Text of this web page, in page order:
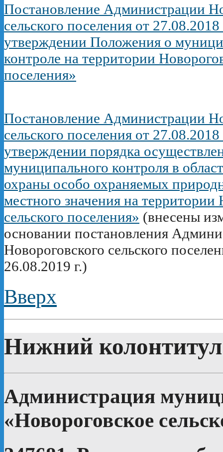
Постановление Администрации
сельского поселения от
утверждении Положения о
контроле на территории
поселения»
Постановление Администрации
сельского поселения от
утверждении порядка
муниципального контроля в
охраны особо охраняемых
местного значения на территории
сельского поселения» (внесены
основании постановления
Новороговского сельского
26.08.2019 г.)
Вверх
Нижний колонтитул
Администрация
«Новороговское